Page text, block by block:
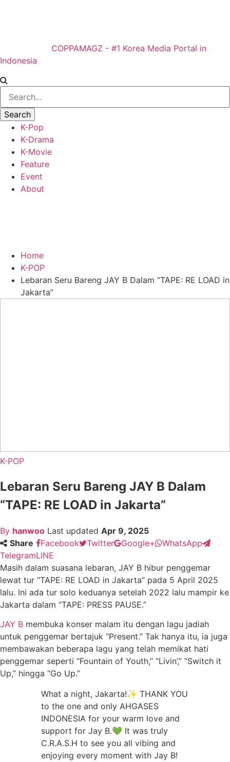
COPPAMAGZ - #1 Korea Media Portal in
Indonesia
K-Pop
K-Drama
K-Movie
Feature
Event
About
Home
K-POP
Lebaran Seru Bareng JAY B Dalam “TAPE: RE LOAD in
Jakarta”
K-POP
Lebaran Seru Bareng JAY B Dalam
“TAPE: RE LOAD in Jakarta”
By hanwoo Last updated Apr 9, 2025
Share
Facebook Twitter Google+
WhatsApp
TelegramLINE
Masih dalam suasana lebaran, JAY B hibur penggemar
lewat tur “TAPE: RE LOAD in Jakarta” pada 5 April 2025
lalu. Ini ada tur solo keduanya setelah 2022 lalu mampir ke
Jakarta dalam “TAPE: PRESS PAUSE.”
JAY B membuka konser malam itu dengan lagu jadiah
untuk penggemar bertajuk “Present.” Tak hanya itu, ia juga
membawakan beberapa lagu yang telah memikat hati
penggemar seperti “Fountain of Youth,” “Livin’,” “Switch it
Up,” hingga “Go Up.”
What a night, Jakarta!✨ THANK YOU
to the one and only AHGASES
INDONESIA for your warm love and
support for Jay B.💚 It was truly
C.R.A.S.H to see you all vibing and
enjoying every moment with Jay B!